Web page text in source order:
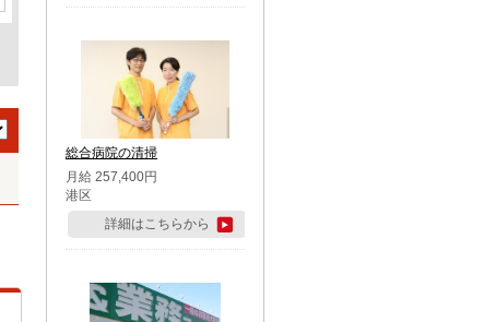
総合病院の清掃
月給 257,400円
港区
詳細はこちらから